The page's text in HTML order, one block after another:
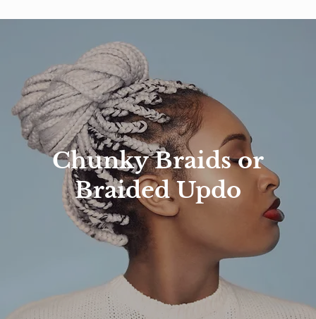
Chunky Braids or
Braided Updo